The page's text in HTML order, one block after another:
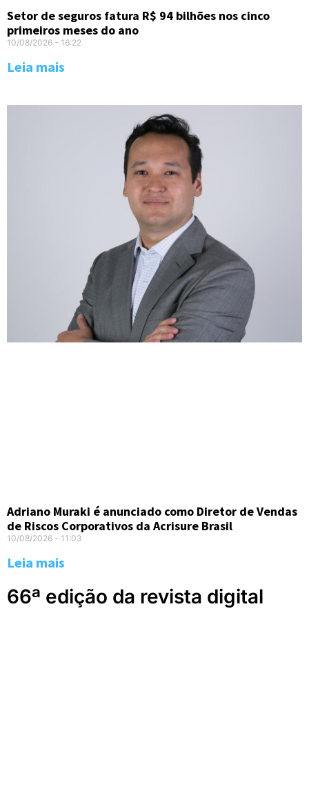
Setor de seguros fatura R$ 94 bilhões nos cinco
primeiros meses do ano
10/08/2026 16:22
Leia mais
Adriano Muraki é anunciado como Diretor de Vendas
de Riscos Corporativos da Acrisure Brasil
10/08/2026 11:03
Leia mais
66ª edição da revista digital